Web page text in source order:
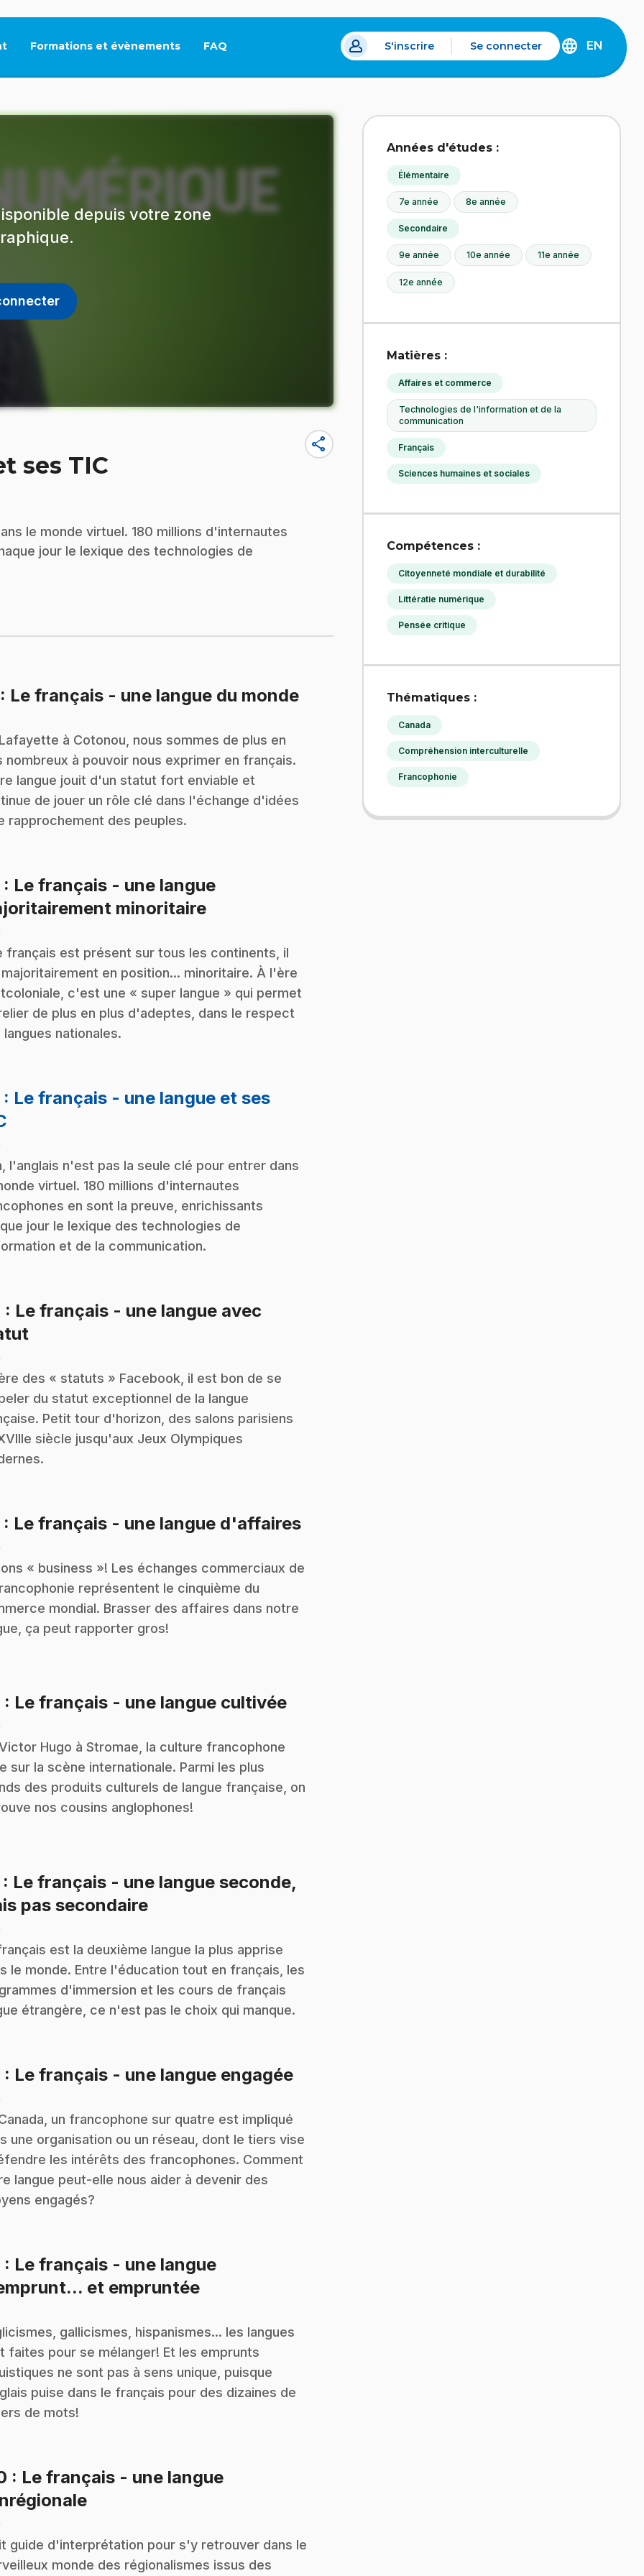
Formations et évènements FAQ
Ce lien s'ouvrira dans un nouvel onglet.
S'inscrire Se connecter
DISCOVER
EN
depuis votre zone
ses TIC
share
le monde virtuel. 180 millions d'internautes
jour le lexique des technologies de
: Le français - une langue du monde.
à Cotonou, nous sommes de plus en
nombreux à pouvoir nous exprimer en français.
langue jouit d'un statut fort enviable et
de jouer un rôle clé dans l'échange d'idées
rapprochement des peuples.
: Le français - une langue
minoritaire.
français est présent sur tous les continents, il
en position... minoritaire. À l'ère
c'est une « super langue » qui permet
de plus en plus d'adeptes, dans le respect
langues nationales.
: Le français - une langue et ses
l'anglais n'est pas la seule clé pour entrer dans
virtuel. 180 millions d'internautes
en sont la preuve, enrichissants
jour le lexique des technologies de
et de la communication.
: Le français - une langue avec
.
des « statuts » Facebook, il est bon de se
du statut exceptionnel de la langue
Petit tour d'horizon, des salons parisiens
siècle jusqu'aux Jeux Olympiques
: Le français - une langue d'affaires.
« business »! Les échanges commerciaux de
représentent le cinquième du
mondial. Brasser des affaires dans notre
ça peut rapporter gros!
: Le français - une langue cultivée.
Hugo à Stromae, la culture francophone
sur la scène internationale. Parmi les plus
des produits culturels de langue française, on
nos cousins anglophones!
: Le français - une langue seconde,
pas secondaire.
est la deuxième langue la plus apprise
le monde. Entre l'éducation tout en français, les
d'immersion et les cours de français
étrangère, ce n'est pas le choix qui manque.
: Le français - une langue engagée.
un francophone sur quatre est impliqué
une organisation ou un réseau, dont le tiers vise
les intérêts des francophones. Comment
langue peut-elle nous aider à devenir des
engagés?
: Le français - une langue
et empruntée.
gallicismes, hispanismes... les langues
faites pour se mélanger! Et les emprunts
ne sont pas à sens unique, puisque
puise dans le français pour des dizaines de
de mots!
: Le français - une langue
.
guide d'interprétation pour s'y retrouver dans le
monde des régionalismes issus des
Années d'études :
Élémentaire
7e année 8e année
Secondaire
9e année 10e année 11e année
12e année
Matières :
Affaires et commerce
Technologies de l'information et de la
communication
Français
Sciences humaines et sociales
Compétences :
Citoyenneté mondiale et durabilité
Littératie numérique
Pensée critique
Thématiques :
Canada
Compréhension interculturelle
Francophonie